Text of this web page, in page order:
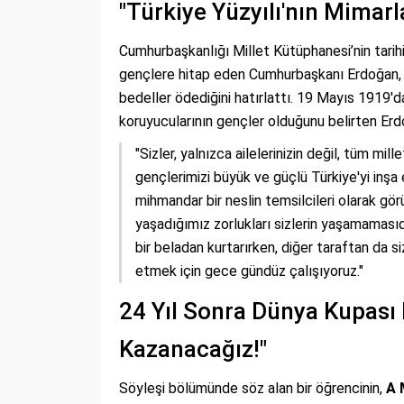
"Türkiye Yüzyılı'nın
Cumhurbaşkanlığı Millet Kütüphanesi’nin
gençlere hitap eden Cumhurbaşkanı
bedeller ödediğini hatırlattı. 19 Mayıs
koruyucularının gençler olduğunu belirten
"Sizler, yalnızca ailelerinizin değil, tüm
gençlerimizi büyük ve güçlü Türkiye'yi inşa
mihmandar bir neslin temsilcileri olarak
yaşadığımız zorlukları sizlerin
bir beladan kurtarırken, diğer taraftan da
etmek için gece gündüz çalışıyoruz."
24 Yıl Sonra Dünya
Kazanacağız!"
Söyleşi bölümünde söz alan bir öğrencinin, A